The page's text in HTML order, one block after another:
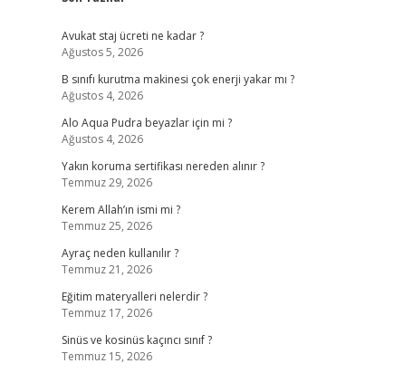
Sidebar
Avukat staj ücreti ne kadar ?
Ağustos 5, 2026
B sınıfı kurutma makinesi çok enerji yakar mı ?
Ağustos 4, 2026
Alo Aqua Pudra beyazlar için mi ?
Ağustos 4, 2026
Yakın koruma sertifikası nereden alınır ?
Temmuz 29, 2026
Kerem Allah’ın ismi mi ?
Temmuz 25, 2026
Ayraç neden kullanılır ?
Temmuz 21, 2026
Eğitim materyalleri nelerdir ?
Temmuz 17, 2026
Sinüs ve kosinüs kaçıncı sınıf ?
Temmuz 15, 2026